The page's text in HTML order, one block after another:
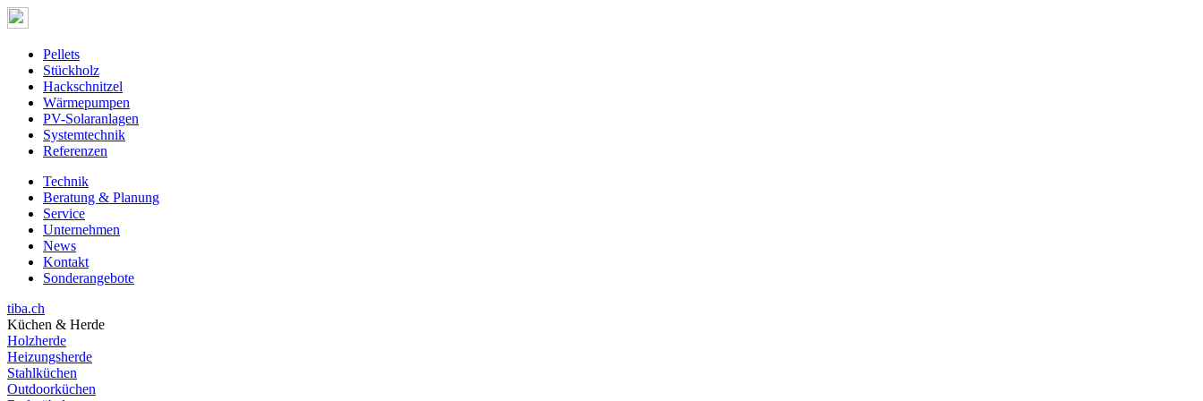
Pellets
Stückholz
Hackschnitzel
Wärmepumpen
PV-Solaranlagen
Systemtechnik
Referenzen
Technik
Beratung & Planung
Service
Unternehmen
News
Kontakt
Sonderangebote
tiba.ch
Küchen & Herde
Holzherde
Heizungsherde
Stahlküchen
Outdoorküchen